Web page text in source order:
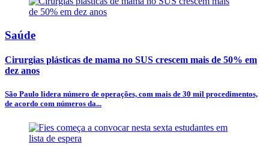
Saúde
Cirurgias plásticas de mama no SUS crescem mais de 50% em
dez anos
São Paulo lidera número de operações, com mais de 30 mil procedimentos,
de acordo com números da...